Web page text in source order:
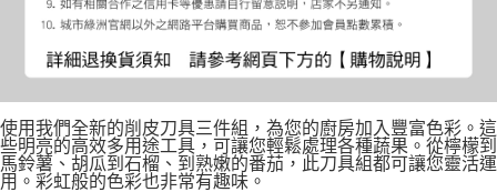
使用我們全新的削皮刀具三件組，為您的廚房加入豐富色彩。這
些明亮的高效多用途工具，可讓您輕鬆處理各種蔬果。從檸檬到
馬鈴薯、胡瓜到石榴、到熟嫩的番茄，此刀具組都可讓您靈活運
用。彩虹般的色彩也非常有趣味。